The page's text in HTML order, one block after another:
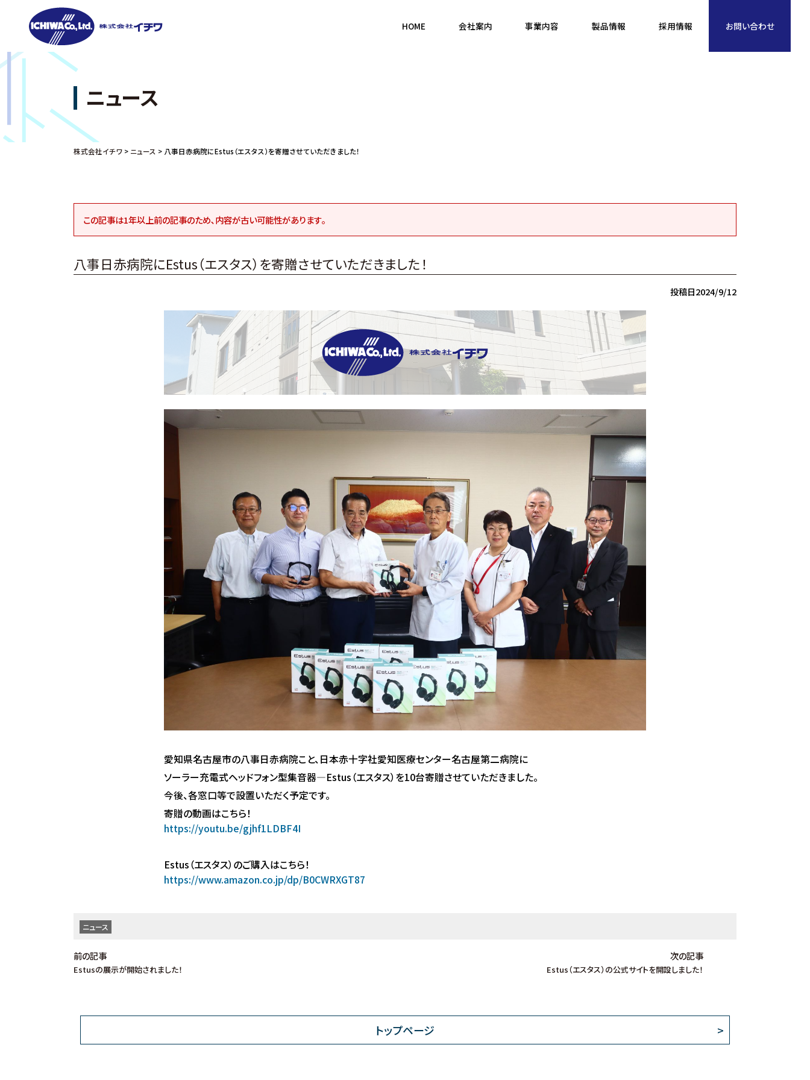
HOME 会社案内 事業内容 製品情報 採用情報 お問い合わせ
ニュース
株式会社イチワ > ニュース > 八事日赤病院にEstus（エスタス）を寄贈させていただきました！
この記事は1年以上前の記事のため､内容が古い可能性があります｡
八事日赤病院にEstus（エスタス）を寄贈させていただきました！
投稿日2024/9/12
愛知県名古屋市の八事日赤病院こと、日本赤十字社愛知医療センター名古屋第二病院に
ソーラー充電式ヘッドフォン型集音器―Estus（エスタス）を10台寄贈させていただきました。
今後、各窓口等で設置いただく予定です。
寄贈の動画はこちら！
https://youtu.be/gjhf1LDBF4I
Estus（エスタス）のご購入はこちら！
https://www.amazon.co.jp/dp/B0CWRXGT87
ニュース
前の記事
Estusの展示が開始されました！
次の記事
Estus（エスタス）の公式サイトを開設しました！
トップページ